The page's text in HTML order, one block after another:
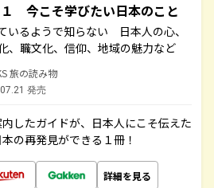
１ 今こそ学びたい日本のこと
いるようで知らない 日本人の心、
、職文化、信仰、地域の魅力など
旅の読み物
発売
したガイドが、日本人にこそ伝えた
の再発見ができる１冊！
詳細を見る